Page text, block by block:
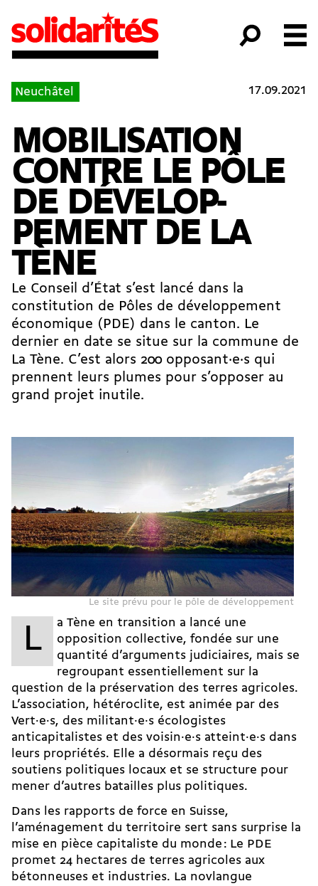
Neuchâtel 17.09.2021
MOBILISATION
CONTRE LE PÔLE
DE DÉVELOP­
PEMENT DE LA
TÈNE
Le Conseil d’État s’est lancé dans la
constitution de Pôles de développement
économique (PDE) dans le canton. Le
dernier en date se situe sur la commune de
La Tène. C’est alors 200 opposant·e·s qui
prennent leurs plumes pour s’opposer au
grand projet inutile.
Le site prévu pour le pôle de développement
L
a Tène en transition a lancé une
opposition collective, fondée sur une
quantité d’arguments judiciaires, mais se
regroupant essentiellement sur la
question de la préservation des terres agricoles.
L’association, hétéroclite, est animée par des
Vert·e·s, des militant·e·s écologistes
anticapitalistes et des voisin·e·s atteint·e·s dans
leurs propriétés. Elle a désormais reçu des
soutiens politiques locaux et se structure pour
mener d’autres batailles plus politiques.
Dans les rapports de force en Suisse,
l’aménagement du territoire sert sans surprise la
mise en pièce capitaliste du monde : Le PDE
promet 24 hectares de terres agricoles aux
bétonneuses et industries. La novlangue